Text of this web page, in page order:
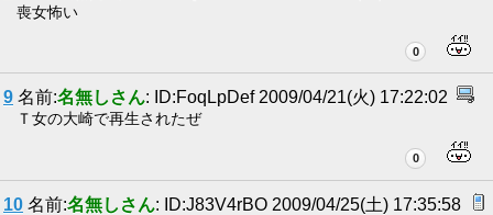
喪女怖い
0
9 名前:名無しさん: ID:FoqLpDef 2009/04/21(火) 17:22:02
Ｔ女の大崎で再生されたぜ
0
10 名前:名無しさん: ID:J83V4rBO 2009/04/25(土) 17:35:58